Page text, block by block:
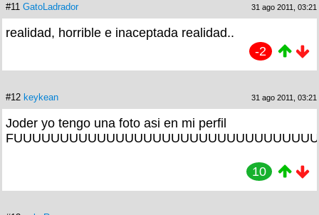
#11 GatoLadrador 31 ago 2011, 03:21
realidad, horrible e inaceptada realidad..
-2
#12 keykean 31 ago 2011, 03:21
Joder yo tengo una foto asi en mi perfil
10